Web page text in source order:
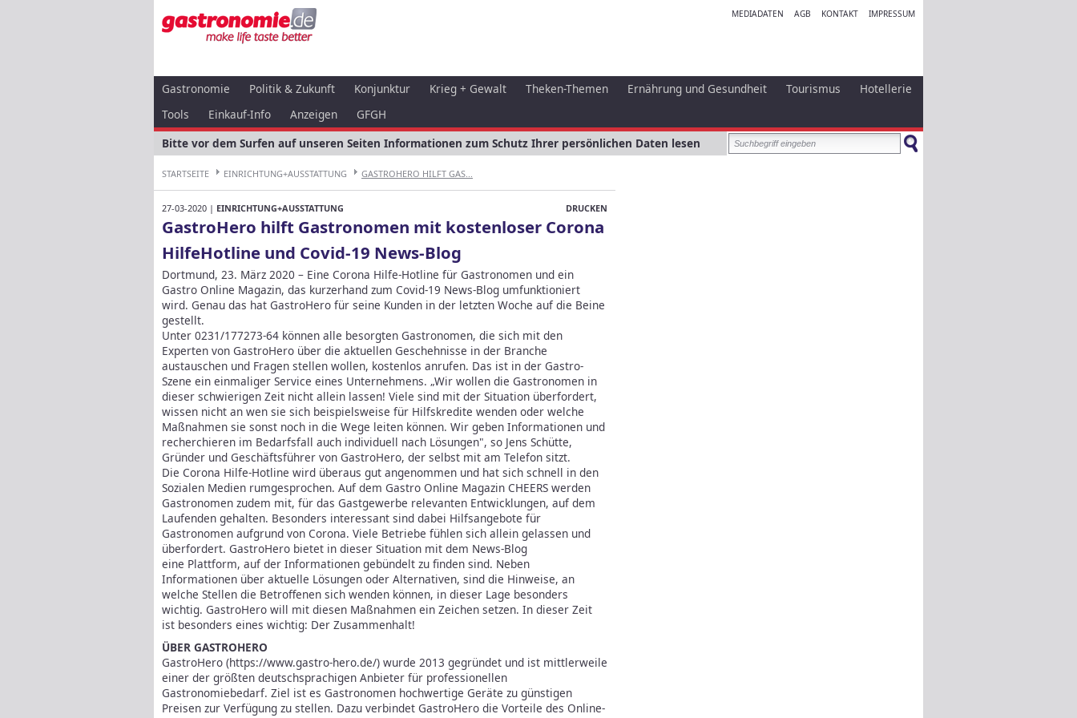
MEDIADATEN AGB KONTAKT IMPRESSUM
Gastronomie Politik & Zukunft Konjunktur Krieg + Gewalt Theken-Themen Ernährung und Gesundheit Tourismus
Hotellerie
Tools
Einkauf-Info Anzeigen
GFGH
Bitte vor dem Surfen auf unseren Seiten Informationen zum Schutz Ihrer persönlichen Daten lesen
STARTSEITE EINRICHTUNG+AUSSTATTUNG GASTROHERO HILFT GAS...
DRUCKEN
27-03-2020 | EINRICHTUNG+AUSSTATTUNG
GastroHero hilft Gastronomen mit kostenloser Corona
HilfeHotline und Covid-19 News-Blog
Dortmund, 23. März 2020 – Eine Corona Hilfe-Hotline für Gastronomen und ein
Gastro Online Magazin, das kurzerhand zum Covid-19 News-Blog umfunktioniert
wird. Genau das hat GastroHero für seine Kunden in der letzten Woche auf die Beine
gestellt.
Unter 0231/177273-64 können alle besorgten Gastronomen, die sich mit den
Experten von GastroHero über die aktuellen Geschehnisse in der Branche
austauschen und Fragen stellen wollen, kostenlos anrufen. Das ist in der Gastro-
Szene ein einmaliger Service eines Unternehmens. „Wir wollen die Gastronomen in
dieser schwierigen Zeit nicht allein lassen! Viele sind mit der Situation überfordert,
wissen nicht an wen sie sich beispielsweise für Hilfskredite wenden oder welche
Maßnahmen sie sonst noch in die Wege leiten können. Wir geben Informationen und
recherchieren im Bedarfsfall auch individuell nach Lösungen", so Jens Schütte,
Gründer und Geschäftsführer von GastroHero, der selbst mit am Telefon sitzt.
Die Corona Hilfe-Hotline wird überaus gut angenommen und hat sich schnell in den
Sozialen Medien rumgesprochen. Auf dem Gastro Online Magazin CHEERS werden
Gastronomen zudem mit, für das Gastgewerbe relevanten Entwicklungen, auf dem
Laufenden gehalten. Besonders interessant sind dabei Hilfsangebote für
Gastronomen aufgrund von Corona. Viele Betriebe fühlen sich allein gelassen und
überfordert. GastroHero bietet in dieser Situation mit dem News-Blog
eine Plattform, auf der Informationen gebündelt zu finden sind. Neben
Informationen über aktuelle Lösungen oder Alternativen, sind die Hinweise, an
welche Stellen die Betroffenen sich wenden können, in dieser Lage besonders
wichtig. GastroHero will mit diesen Maßnahmen ein Zeichen setzen. In dieser Zeit
ist besonders eines wichtig: Der Zusammenhalt!
ÜBER GASTROHERO
GastroHero (https://www.gastro-hero.de/) wurde 2013 gegründet und ist mittlerweile
einer der größten deutschsprachigen Anbieter für professionellen
Gastronomiebedarf. Ziel ist es Gastronomen hochwertige Geräte zu günstigen
Preisen zur Verfügung zu stellen. Dazu verbindet GastroHero die Vorteile des Online-